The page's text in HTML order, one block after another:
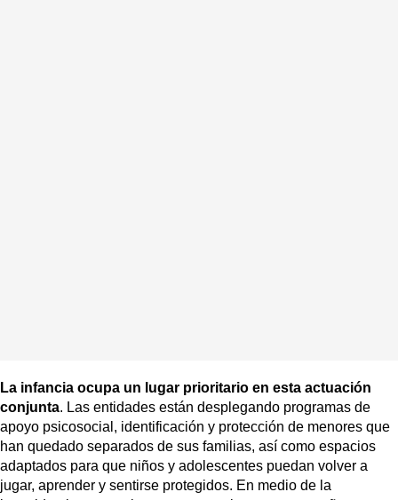
La infancia ocupa un lugar prioritario en esta actuación
conjunta. Las entidades están desplegando programas de
apoyo psicosocial, identificación y protección de menores que
han quedado separados de sus familias, así como espacios
adaptados para que niños y adolescentes puedan volver a
jugar, aprender y sentirse protegidos. En medio de la